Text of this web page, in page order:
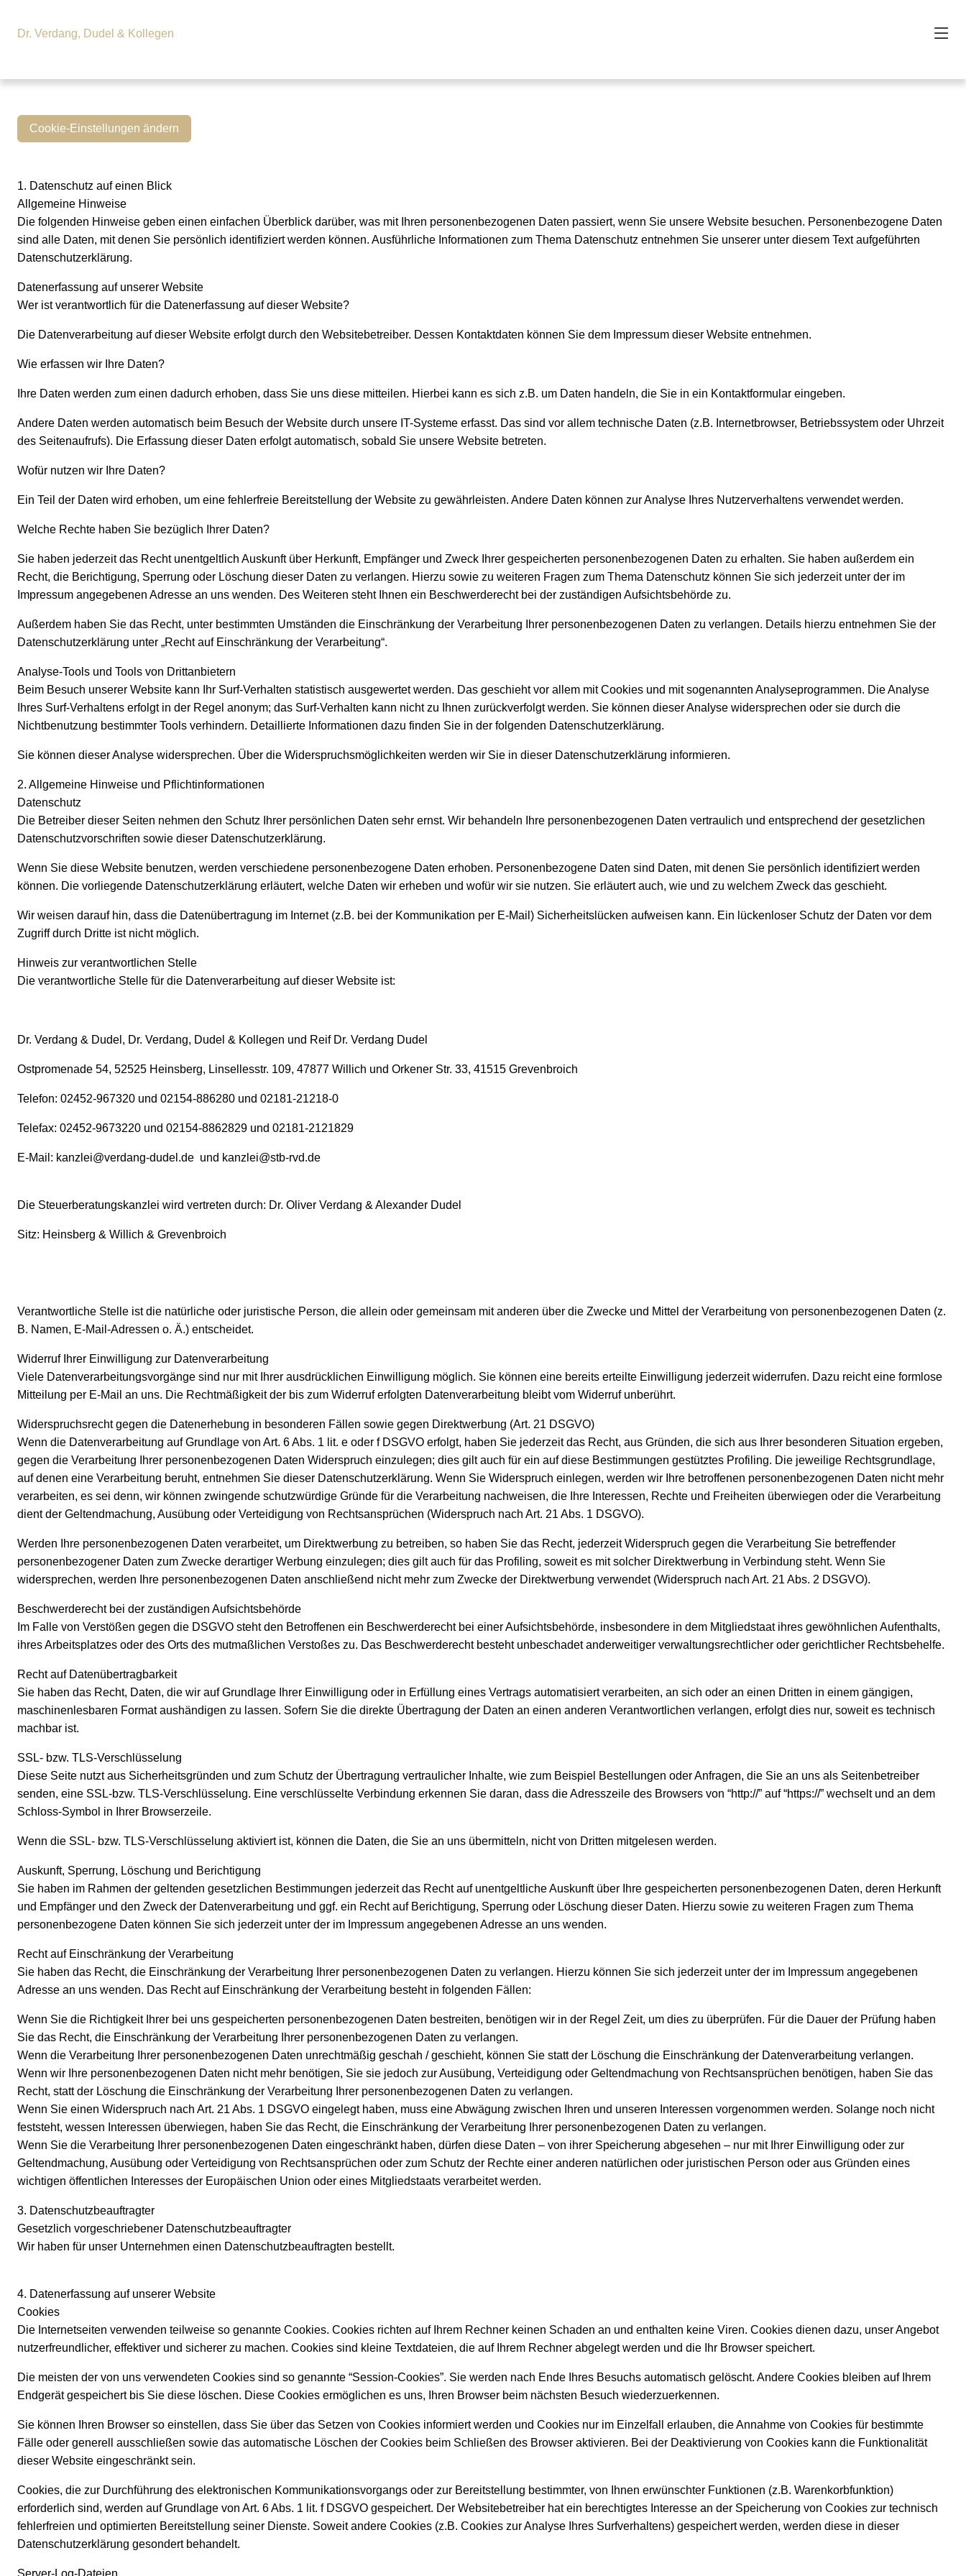
Dr. Verdang, Dudel & Kollegen
Cookie-Einstellungen ändern
1. Datenschutz auf einen Blick
Allgemeine Hinweise
Die folgenden Hinweise geben einen einfachen Überblick darüber, was mit Ihren personenbezogenen Daten passiert, wenn Sie unsere Website besuchen. Personenbezogene Daten
sind alle Daten, mit denen Sie persönlich identifiziert werden können. Ausführliche Informationen zum Thema Datenschutz entnehmen Sie unserer unter diesem Text aufgeführten
Datenschutzerklärung.
Datenerfassung auf unserer Website
Wer ist verantwortlich für die Datenerfassung auf dieser Website?
Die Datenverarbeitung auf dieser Website erfolgt durch den Websitebetreiber. Dessen Kontaktdaten können Sie dem Impressum dieser Website entnehmen.
Wie erfassen wir Ihre Daten?
Ihre Daten werden zum einen dadurch erhoben, dass Sie uns diese mitteilen. Hierbei kann es sich z.B. um Daten handeln, die Sie in ein Kontaktformular eingeben.
Andere Daten werden automatisch beim Besuch der Website durch unsere IT-Systeme erfasst. Das sind vor allem technische Daten (z.B. Internetbrowser, Betriebssystem oder Uhrzeit
des Seitenaufrufs). Die Erfassung dieser Daten erfolgt automatisch, sobald Sie unsere Website betreten.
Wofür nutzen wir Ihre Daten?
Ein Teil der Daten wird erhoben, um eine fehlerfreie Bereitstellung der Website zu gewährleisten. Andere Daten können zur Analyse Ihres Nutzerverhaltens verwendet werden.
Welche Rechte haben Sie bezüglich Ihrer Daten?
Sie haben jederzeit das Recht unentgeltlich Auskunft über Herkunft, Empfänger und Zweck Ihrer gespeicherten personenbezogenen Daten zu erhalten. Sie haben außerdem ein
Recht, die Berichtigung, Sperrung oder Löschung dieser Daten zu verlangen. Hierzu sowie zu weiteren Fragen zum Thema Datenschutz können Sie sich jederzeit unter der im
Impressum angegebenen Adresse an uns wenden. Des Weiteren steht Ihnen ein Beschwerderecht bei der zuständigen Aufsichtsbehörde zu.
Außerdem haben Sie das Recht, unter bestimmten Umständen die Einschränkung der Verarbeitung Ihrer personenbezogenen Daten zu verlangen. Details hierzu entnehmen Sie der
Datenschutzerklärung unter „Recht auf Einschränkung der Verarbeitung“.
Analyse-Tools und Tools von Drittanbietern
Beim Besuch unserer Website kann Ihr Surf-Verhalten statistisch ausgewertet werden. Das geschieht vor allem mit Cookies und mit sogenannten Analyseprogrammen. Die Analyse
Ihres Surf-Verhaltens erfolgt in der Regel anonym; das Surf-Verhalten kann nicht zu Ihnen zurückverfolgt werden. Sie können dieser Analyse widersprechen oder sie durch die
Nichtbenutzung bestimmter Tools verhindern. Detaillierte Informationen dazu finden Sie in der folgenden Datenschutzerklärung.
Sie können dieser Analyse widersprechen. Über die Widerspruchsmöglichkeiten werden wir Sie in dieser Datenschutzerklärung informieren.
2. Allgemeine Hinweise und Pflichtinformationen
Datenschutz
Die Betreiber dieser Seiten nehmen den Schutz Ihrer persönlichen Daten sehr ernst. Wir behandeln Ihre personenbezogenen Daten vertraulich und entsprechend der gesetzlichen
Datenschutzvorschriften sowie dieser Datenschutzerklärung.
Wenn Sie diese Website benutzen, werden verschiedene personenbezogene Daten erhoben. Personenbezogene Daten sind Daten, mit denen Sie persönlich identifiziert werden
können. Die vorliegende Datenschutzerklärung erläutert, welche Daten wir erheben und wofür wir sie nutzen. Sie erläutert auch, wie und zu welchem Zweck das geschieht.
Wir weisen darauf hin, dass die Datenübertragung im Internet (z.B. bei der Kommunikation per E-Mail) Sicherheitslücken aufweisen kann. Ein lückenloser Schutz der Daten vor dem
Zugriff durch Dritte ist nicht möglich.
Hinweis zur verantwortlichen Stelle
Die verantwortliche Stelle für die Datenverarbeitung auf dieser Website ist:
Dr. Verdang & Dudel, Dr. Verdang, Dudel & Kollegen und Reif Dr. Verdang Dudel
Ostpromenade 54, 52525 Heinsberg, Linsellesstr. 109, 47877 Willich und Orkener Str. 33, 41515 Grevenbroich
Telefon: 02452-967320 und 02154-886280 und 02181-21218-0
Telefax: 02452-9673220 und 02154-8862829 und 02181-2121829
E-Mail: kanzlei@verdang-dudel.de und kanzlei@stb-rvd.de
Die Steuerberatungskanzlei wird vertreten durch: Dr. Oliver Verdang & Alexander Dudel
Sitz: Heinsberg & Willich & Grevenbroich
Verantwortliche Stelle ist die natürliche oder juristische Person, die allein oder gemeinsam mit anderen über die Zwecke und Mittel der Verarbeitung von personenbezogenen Daten (z.
B. Namen, E-Mail-Adressen o. Ä.) entscheidet.
Widerruf Ihrer Einwilligung zur Datenverarbeitung
Viele Datenverarbeitungsvorgänge sind nur mit Ihrer ausdrücklichen Einwilligung möglich. Sie können eine bereits erteilte Einwilligung jederzeit widerrufen. Dazu reicht eine formlose
Mitteilung per E-Mail an uns. Die Rechtmäßigkeit der bis zum Widerruf erfolgten Datenverarbeitung bleibt vom Widerruf unberührt.
Widerspruchsrecht gegen die Datenerhebung in besonderen Fällen sowie gegen Direktwerbung (Art. 21 DSGVO)
Wenn die Datenverarbeitung auf Grundlage von Art. 6 Abs. 1 lit. e oder f DSGVO erfolgt, haben Sie jederzeit das Recht, aus Gründen, die sich aus Ihrer besonderen Situation ergeben,
gegen die Verarbeitung Ihrer personenbezogenen Daten Widerspruch einzulegen; dies gilt auch für ein auf diese Bestimmungen gestütztes Profiling. Die jeweilige Rechtsgrundlage,
auf denen eine Verarbeitung beruht, entnehmen Sie dieser Datenschutzerklärung. Wenn Sie Widerspruch einlegen, werden wir Ihre betroffenen personenbezogenen Daten nicht mehr
verarbeiten, es sei denn, wir können zwingende schutzwürdige Gründe für die Verarbeitung nachweisen, die Ihre Interessen, Rechte und Freiheiten überwiegen oder die Verarbeitung
dient der Geltendmachung, Ausübung oder Verteidigung von Rechtsansprüchen (Widerspruch nach Art. 21 Abs. 1 DSGVO).
Werden Ihre personenbezogenen Daten verarbeitet, um Direktwerbung zu betreiben, so haben Sie das Recht, jederzeit Widerspruch gegen die Verarbeitung Sie betreffender
personenbezogener Daten zum Zwecke derartiger Werbung einzulegen; dies gilt auch für das Profiling, soweit es mit solcher Direktwerbung in Verbindung steht. Wenn Sie
widersprechen, werden Ihre personenbezogenen Daten anschließend nicht mehr zum Zwecke der Direktwerbung verwendet (Widerspruch nach Art. 21 Abs. 2 DSGVO).
Beschwerderecht bei der zuständigen Aufsichtsbehörde
Im Falle von Verstößen gegen die DSGVO steht den Betroffenen ein Beschwerderecht bei einer Aufsichtsbehörde, insbesondere in dem Mitgliedstaat ihres gewöhnlichen Aufenthalts,
ihres Arbeitsplatzes oder des Orts des mutmaßlichen Verstoßes zu. Das Beschwerderecht besteht unbeschadet anderweitiger verwaltungsrechtlicher oder gerichtlicher Rechtsbehelfe.
Recht auf Datenübertragbarkeit
Sie haben das Recht, Daten, die wir auf Grundlage Ihrer Einwilligung oder in Erfüllung eines Vertrags automatisiert verarbeiten, an sich oder an einen Dritten in einem gängigen,
maschinenlesbaren Format aushändigen zu lassen. Sofern Sie die direkte Übertragung der Daten an einen anderen Verantwortlichen verlangen, erfolgt dies nur, soweit es technisch
machbar ist.
SSL- bzw. TLS-Verschlüsselung
Diese Seite nutzt aus Sicherheitsgründen und zum Schutz der Übertragung vertraulicher Inhalte, wie zum Beispiel Bestellungen oder Anfragen, die Sie an uns als Seitenbetreiber
senden, eine SSL-bzw. TLS-Verschlüsselung. Eine verschlüsselte Verbindung erkennen Sie daran, dass die Adresszeile des Browsers von “http://” auf “https://” wechselt und an dem
Schloss-Symbol in Ihrer Browserzeile.
Wenn die SSL- bzw. TLS-Verschlüsselung aktiviert ist, können die Daten, die Sie an uns übermitteln, nicht von Dritten mitgelesen werden.
Auskunft, Sperrung, Löschung und Berichtigung
Sie haben im Rahmen der geltenden gesetzlichen Bestimmungen jederzeit das Recht auf unentgeltliche Auskunft über Ihre gespeicherten personenbezogenen Daten, deren Herkunft
und Empfänger und den Zweck der Datenverarbeitung und ggf. ein Recht auf Berichtigung, Sperrung oder Löschung dieser Daten. Hierzu sowie zu weiteren Fragen zum Thema
personenbezogene Daten können Sie sich jederzeit unter der im Impressum angegebenen Adresse an uns wenden.
Recht auf Einschränkung der Verarbeitung
Sie haben das Recht, die Einschränkung der Verarbeitung Ihrer personenbezogenen Daten zu verlangen. Hierzu können Sie sich jederzeit unter der im Impressum angegebenen
Adresse an uns wenden. Das Recht auf Einschränkung der Verarbeitung besteht in folgenden Fällen:
Wenn Sie die Richtigkeit Ihrer bei uns gespeicherten personenbezogenen Daten bestreiten, benötigen wir in der Regel Zeit, um dies zu überprüfen. Für die Dauer der Prüfung haben
Sie das Recht, die Einschränkung der Verarbeitung Ihrer personenbezogenen Daten zu verlangen.
Wenn die Verarbeitung Ihrer personenbezogenen Daten unrechtmäßig geschah / geschieht, können Sie statt der Löschung die Einschränkung der Datenverarbeitung verlangen.
Wenn wir Ihre personenbezogenen Daten nicht mehr benötigen, Sie sie jedoch zur Ausübung, Verteidigung oder Geltendmachung von Rechtsansprüchen benötigen, haben Sie das
Recht, statt der Löschung die Einschränkung der Verarbeitung Ihrer personenbezogenen Daten zu verlangen.
Wenn Sie einen Widerspruch nach Art. 21 Abs. 1 DSGVO eingelegt haben, muss eine Abwägung zwischen Ihren und unseren Interessen vorgenommen werden. Solange noch nicht
feststeht, wessen Interessen überwiegen, haben Sie das Recht, die Einschränkung der Verarbeitung Ihrer personenbezogenen Daten zu verlangen.
Wenn Sie die Verarbeitung Ihrer personenbezogenen Daten eingeschränkt haben, dürfen diese Daten – von ihrer Speicherung abgesehen – nur mit Ihrer Einwilligung oder zur
Geltendmachung, Ausübung oder Verteidigung von Rechtsansprüchen oder zum Schutz der Rechte einer anderen natürlichen oder juristischen Person oder aus Gründen eines
wichtigen öffentlichen Interesses der Europäischen Union oder eines Mitgliedstaats verarbeitet werden.
3. Datenschutzbeauftragter
Gesetzlich vorgeschriebener Datenschutzbeauftragter
Wir haben für unser Unternehmen einen Datenschutzbeauftragten bestellt.
4. Datenerfassung auf unserer Website
Cookies
Die Internetseiten verwenden teilweise so genannte Cookies. Cookies richten auf Ihrem Rechner keinen Schaden an und enthalten keine Viren. Cookies dienen dazu, unser Angebot
nutzerfreundlicher, effektiver und sicherer zu machen. Cookies sind kleine Textdateien, die auf Ihrem Rechner abgelegt werden und die Ihr Browser speichert.
Die meisten der von uns verwendeten Cookies sind so genannte “Session-Cookies”. Sie werden nach Ende Ihres Besuchs automatisch gelöscht. Andere Cookies bleiben auf Ihrem
Endgerät gespeichert bis Sie diese löschen. Diese Cookies ermöglichen es uns, Ihren Browser beim nächsten Besuch wiederzuerkennen.
Sie können Ihren Browser so einstellen, dass Sie über das Setzen von Cookies informiert werden und Cookies nur im Einzelfall erlauben, die Annahme von Cookies für bestimmte
Fälle oder generell ausschließen sowie das automatische Löschen der Cookies beim Schließen des Browser aktivieren. Bei der Deaktivierung von Cookies kann die Funktionalität
dieser Website eingeschränkt sein.
Cookies, die zur Durchführung des elektronischen Kommunikationsvorgangs oder zur Bereitstellung bestimmter, von Ihnen erwünschter Funktionen (z.B. Warenkorbfunktion)
erforderlich sind, werden auf Grundlage von Art. 6 Abs. 1 lit. f DSGVO gespeichert. Der Websitebetreiber hat ein berechtigtes Interesse an der Speicherung von Cookies zur technisch
fehlerfreien und optimierten Bereitstellung seiner Dienste. Soweit andere Cookies (z.B. Cookies zur Analyse Ihres Surfverhaltens) gespeichert werden, werden diese in dieser
Datenschutzerklärung gesondert behandelt.